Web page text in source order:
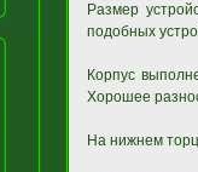
Размер
подобных
Корпус
Хорошее
На нижнем